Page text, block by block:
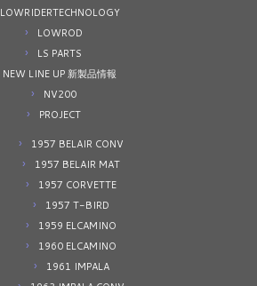
LOWRIDERTECHNOLOGY
LOWROD
LS PARTS
NEW LINE UP 新製品情報
NV200
PROJECT
1957 BELAIR CONV
1957 BELAIR MAT
1957 CORVETTE
1957 T-BIRD
1959 ELCAMINO
1960 ELCAMINO
1961 IMPALA